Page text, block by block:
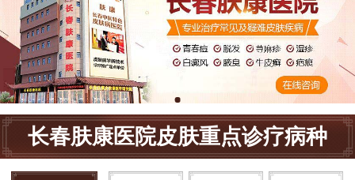
长春肤康医院皮肤重点诊疗病种